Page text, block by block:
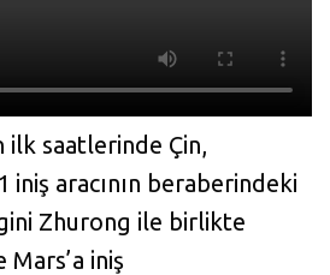
ilk saatlerinde Çin,
iniş aracının beraberindeki
Zhurong ile birlikte
Mars’a iniş